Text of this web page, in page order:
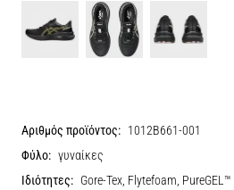
Αριθμός προϊόντος: 1012B661-001
Φύλο: γυναίκες
Ιδιότητες: Gore-Tex, Flytefoam, PureGEL™